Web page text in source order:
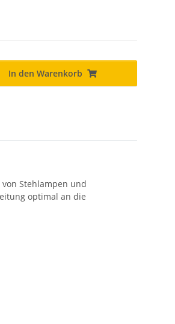
In den Warenkorb
Stehlampen und
optimal an die